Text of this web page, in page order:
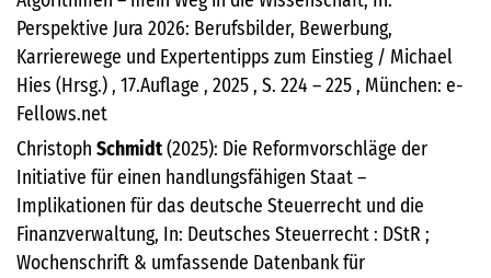
Perspektive Jura 2026: Berufsbilder, Bewerbung,
Karrierewege und Expertentipps zum Einstieg / Michael
Hies (Hrsg.) , 17.Auflage , 2025 , S. 224 – 225 , München: e-
Fellows.net
Christoph Schmidt(2025): Die Reformvorschläge der
Initiative für einen handlungsfähigen Staat –
Implikationen für das deutsche Steuerrecht und die
Finanzverwaltung, In: Deutsches Steuerrecht : DStR ;
Wochenschrift & umfassende Datenbank für